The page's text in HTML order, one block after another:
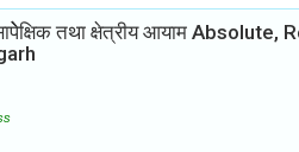
तथा क्षेत्रीय आयाम